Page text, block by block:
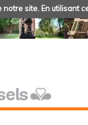
site. En utilisant